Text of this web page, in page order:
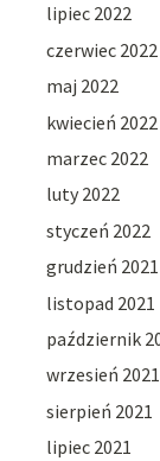
lipiec 2022
czerwiec 2022
maj 2022
kwiecień 2022
marzec 2022
luty 2022
styczeń 2022
grudzień 2021
listopad 2021
październik
wrzesień 2021
sierpień 2021
lipiec 2021